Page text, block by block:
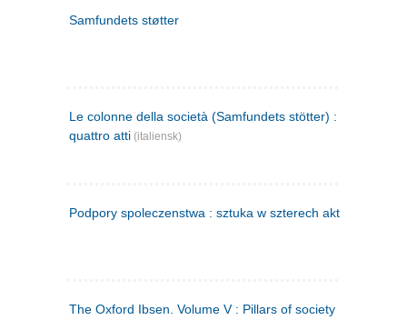
Samfundets støtter
Le colonne della società (Samfundets stötter) : commedia
quattro atti (italiensk)
Podpory spoleczenstwa : sztuka w szterech aktach
The Oxford Ibsen. Volume V : Pillars of society ; A doll's